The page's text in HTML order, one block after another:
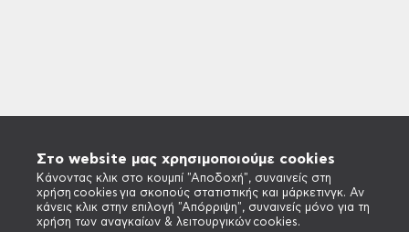
Στο website μας χρησιμοποιούμε cookies
Κάνοντας κλικ στο κουμπί "Αποδοχή", συναινείς στη
χρήση cookies για σκοπούς στατιστικής και μάρκετινγκ. Αν
κάνεις κλικ στην επιλογή "Απόρριψη", συναινείς μόνο για τη
χρήση των αναγκαίων & λειτουργικών cookies.